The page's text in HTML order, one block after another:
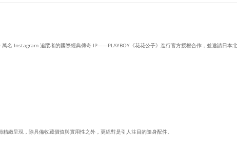
名 Instagram 追蹤者的國際經典傳奇 IP——PLAYBOY《花花公子》進行官方授權合作，並邀請日本
緻呈現，除具備收藏價值與實用性之外，更絕對是引人注目的隨身配件。